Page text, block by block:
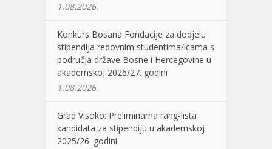
1.08.2026.
Konkurs Bosana Fondacije za dodjelu
stipendija redovnim studentima/icama s
područja države Bosne i Hercegovine u
akademskoj 2026/27. godini
1.08.2026.
Grad Visoko: Preliminarna rang-lista
kandidata za stipendiju u akademskoj
2025/26. godini